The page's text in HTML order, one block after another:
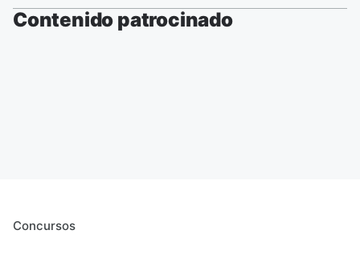
Contenido patrocinado
Concursos